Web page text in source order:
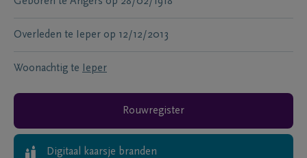
Overleden te Ieper op 12/12/2013
Woonachtig te Ieper
Rouwregister
Digitaal kaarsje branden